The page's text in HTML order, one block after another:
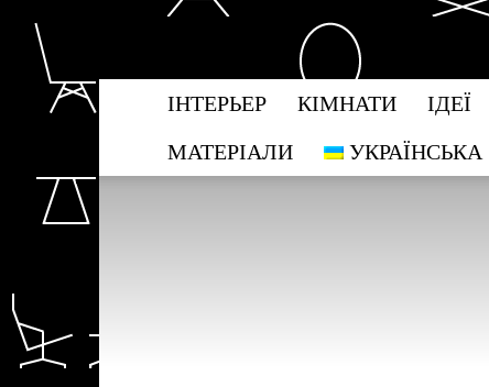
ІНТЕРЬЕР КІМНАТИ ІДЕЇ
МАТЕРІАЛИ
УКРАЇНСЬКА